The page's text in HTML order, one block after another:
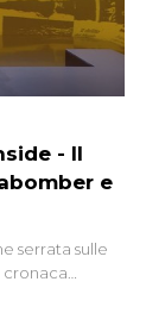
- Il
e
serrata sulle